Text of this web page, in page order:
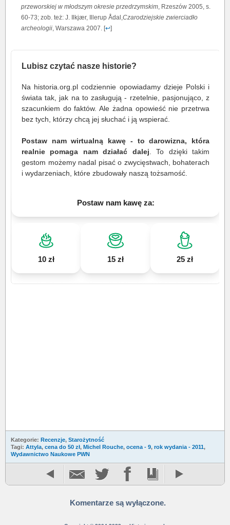
przeworskiej w młodszym okresie przedrzymskim, Rzeszów 2005, s.
60-73; zob. też: J. Ilkjær, Illerup Ådal,Czarodziejskie zwierciadło
archeologii, Warszawa 2007. [↩]
Lubisz czytać nasze historie?
Na historia.org.pl codziennie opowiadamy dzieje Polski i
świata tak, jak na to zasługują - rzetelnie, pasjonująco, z
szacunkiem do faktów. Ale żadna opowieść nie przetrwa
bez tych, którzy chcą jej słuchać i ją wspierać.
Postaw nam wirtualną kawę - to darowizna, która
realnie pomaga nam działać dalej . To dzięki takim
gestom możemy nadal pisać o zwycięstwach, bohaterach
i wydarzeniach, które zbudowały naszą tożsamość.
Postaw nam kawę za:
10 zł 15 zł 25 zł
Kategorie: Recenzje, Starożytność
Tagi: Attyla, cena do 50 zł, Michel Rouche, ocena - 9, rok wydania - 2011,
Wydawnictwo Naukowe PWN
Komentarze są wyłączone.